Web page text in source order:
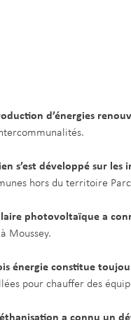
d’énergies
s’est développé sur
hors du territoire
photovoltaïque a
Moussey.
énergie constitue
pour chauffer des